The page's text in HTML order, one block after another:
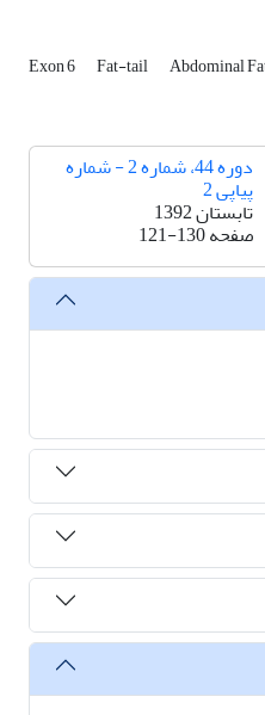
Exon 6 Fat-tail Abdominal
دوره 44، شماره 2 - شماره
پیاپی 2
تابستان 1392
صفحه121-130